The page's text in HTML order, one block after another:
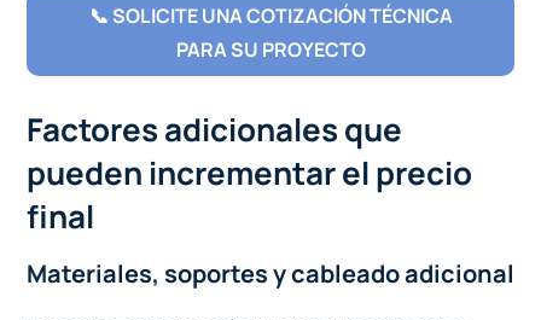
📞 SOLICITE UNA COTIZACIÓN TÉCNICA
PARA SU PROYECTO
Factores adicionales que
pueden incrementar el precio
final
Materiales, soportes y cableado adicional